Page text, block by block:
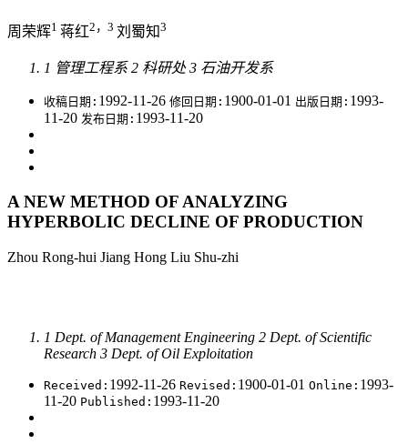
周荣辉1 蒋红2，3 刘蜀知3
1 管理工程系 2 科研处 3 石油开发系
收稿日期: 1992-11-26 修回日期: 1900-01-01 出版日期: 1993-
11-20 发布日期: 1993-11-20
A NEW METHOD OF ANALYZING
HYPERBOLIC DECLINE OF PRODUCTION
Zhou Rong-hui Jiang Hong Liu Shu-zhi
1 Dept. of Management Engineering 2 Dept. of Scientific
Research 3 Dept. of Oil Exploitation
Received: 1992-11-26 Revised: 1900-01-01 Online: 1993-
11-20 Published: 1993-11-20